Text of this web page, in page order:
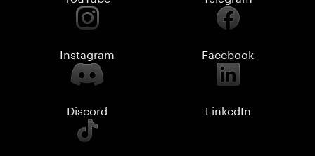
Instagram Facebook
Discord LinkedIn